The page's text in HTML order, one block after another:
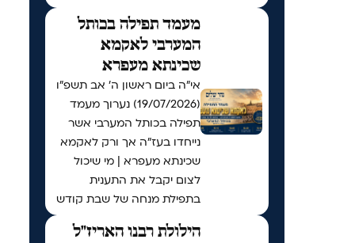
מעמד תפילה בכותל
המערבי לאקמא
שכינתא מעפרא
אי"ה ביום ראשון ה׳ אב תשפ״ו
(19/07/2026) נערוך מעמד
תפילה בכותל המערבי אשר
נייחדו בעז"ה אך ורק לאקמא
שכינתא מעפרא | מי שיכול
לצום יקבל את התענית
בתפילת מנחה של שבת קודש
הילולת רבנו האריז"ל